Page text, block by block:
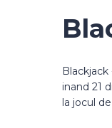
inand 21
la jocul